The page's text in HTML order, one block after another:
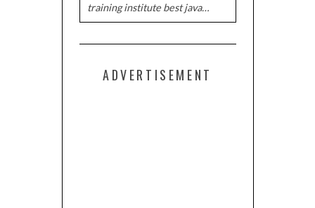
training institute best java…
ADVERTISEMENT